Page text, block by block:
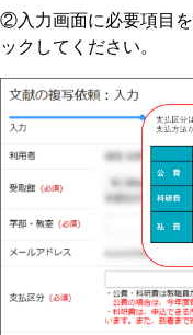
②入力画面に必要項目
ックしてください。